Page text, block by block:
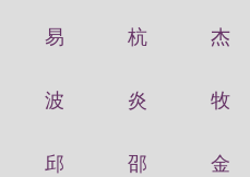
易 杭 杰
波 炎 牧
邱 邵 金